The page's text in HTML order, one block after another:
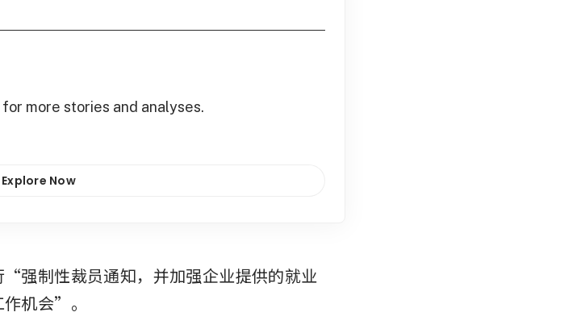
more stories and analyses.
Explore Now
强制性裁员通知，并加强企业提供的就业
机会”。